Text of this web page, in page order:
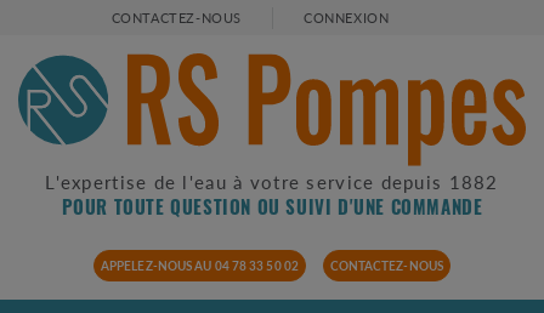
CONTACTEZ-NOUS CONNEXION
L'expertise de l'eau à votre service depuis 1882
POUR TOUTE QUESTION OU SUIVI D'UNE COMMANDE
APPELEZ-NOUS AU 04 78 33 50 02 CONTACTEZ-NOUS